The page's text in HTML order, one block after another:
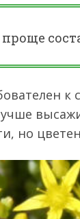
но